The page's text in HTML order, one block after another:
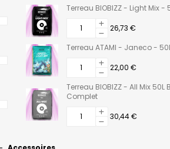
Terreau BIOBIZZ - Light Mix -
26,73 €
Terreau ATAMI - Janeco -
22,00 €
Terreau BIOBIZZ - All Mix
Complet
30,44 €